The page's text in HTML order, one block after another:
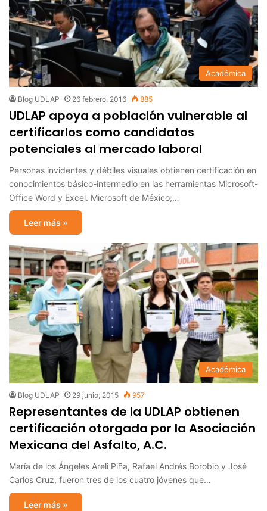
Académica
Blog UDLAP 26 febrero, 2016 885
UDLAP apoya a población vulnerable al
certificarlos como candidatos
potenciales al mercado laboral
Personas invidentes y débiles visuales obtienen certificación en
conocimientos básico-intermedio en las herramientas Microsoft-
Office Word y Excel. Microsoft de México;…
Leer más »
Académica
Blog UDLAP 29 junio, 2015 957
Representantes de la UDLAP obtienen
certificación otorgada por la Asociación
Mexicana del Asfalto, A.C.
María de los Ángeles Areli Piña, Rafael Andrés Borobio y José
Carlos Cruz, fueron tres de los cuatro jóvenes que…
Leer más »